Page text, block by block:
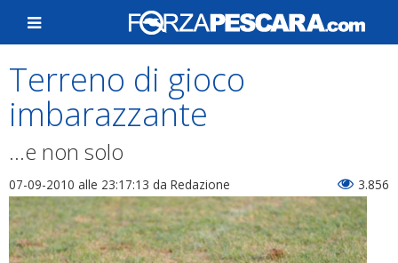
Terreno di gioco
imbarazzante
...e non solo
07-09-2010 alle 23:17:13 da Redazione 3.856